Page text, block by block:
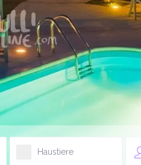
Haustiere